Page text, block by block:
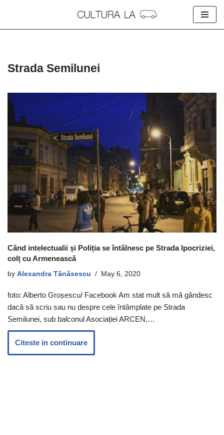
Strada Semilunei
Când intelectualii și Poliția se întâlnesc pe Strada Ipocriziei,
colț cu Armenească
by Alexandra Tănăsescu May 6, 2020
foto: Alberto Groșescu/ Facebook Am stat mult să mă gândesc
dacă să scriu sau nu despre cele întâmplate pe Strada
Semilunei, sub balconul Asociației ARCEN,…
Citeste in continuare